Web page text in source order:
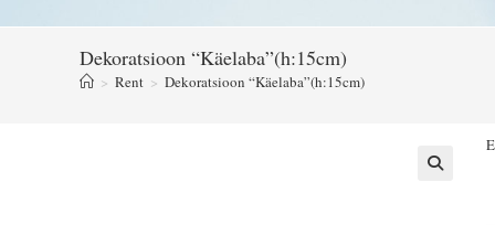
Dekoratsioon “Käelaba”(h:15cm)
> Rent > Dekoratsioon “Käelaba”(h:15cm)